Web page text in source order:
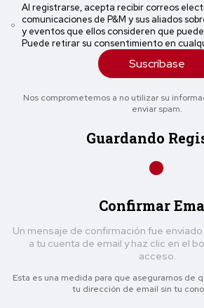
Al registrarse, acepta recibir correos
comunicaciones de P&M y sus aliados
y eventos que ellos consideren que
Puede retirar su consentimiento en
Suscríbase
Nos comprometemos a no utilizar su
enviar spam.
Guardando
Confirmar
Un mensaje de confirmación fue enviado
a tu cuenta de email y haz clic en el
acceso.
Esta es una medida para que asegurarnos de
tu dirección de email sin tu